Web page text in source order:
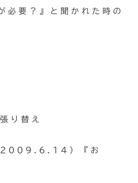
必要？』と聞かれた時の
り替え
2009.6.14）『お